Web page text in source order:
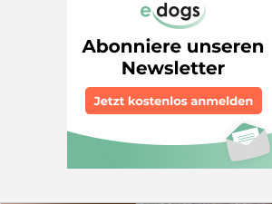
damit wir Sie zurückrufen können. BITTE vorab nur
schriftliche Anfragen mit einer kurzen
Ihrer Lebenssituation! Ohne TELEFONNUMMER ist
zeitlich keine BEARBEITUNG möglich. Noch in Ungarn
und wartet auf ein Reiseticket. Carrie wird hoffentlich
bald das Herz von Menschen erobern, die
geborgenes Zuhause geben können. Wir konnten die
hübsche Seniorin nicht in ihrem
weiter einsam in einem Flur und Hof